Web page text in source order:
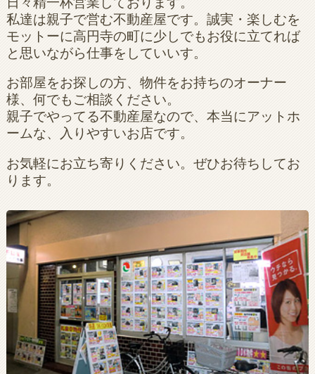
私達は親子で営む不動産屋です。誠実・楽しむを
モットーに高円寺の町に少しでもお役に立てれば
と思いながら仕事をしていいす。
お部屋をお探しの方、物件をお持ちのオーナー
様、何でもご相談ください。
親子でやってる不動産屋なので、本当にアットホ
ームな、入りやすいお店です。
お気軽にお立ち寄りください。ぜひお待ちしてお
ります。